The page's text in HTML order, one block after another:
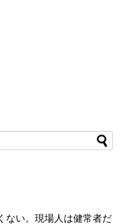
ない。現場人は健常者だ